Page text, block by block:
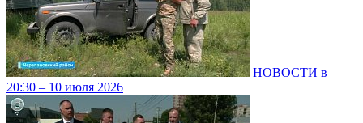
НОВОСТИ в
20:30 – 10 июля 2026